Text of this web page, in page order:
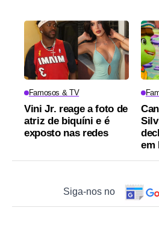
Famosos & TV
Vini Jr. reage a foto de
atriz de biquíni e é
exposto nas redes
em
Siga-nos no